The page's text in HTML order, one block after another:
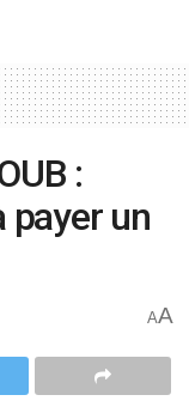
:
payer un
AA